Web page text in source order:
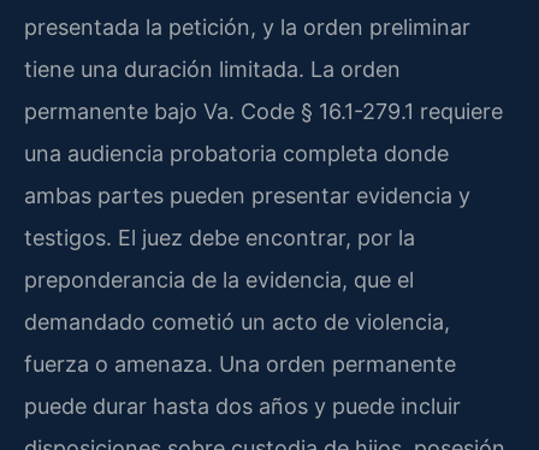
presentada la petición, y la orden preliminar
tiene una duración limitada. La orden
permanente bajo Va. Code § 16.1-279.1 requiere
una audiencia probatoria completa donde
ambas partes pueden presentar evidencia y
testigos. El juez debe encontrar, por la
preponderancia de la evidencia, que el
demandado cometió un acto de violencia,
fuerza o amenaza. Una orden permanente
puede durar hasta dos años y puede incluir